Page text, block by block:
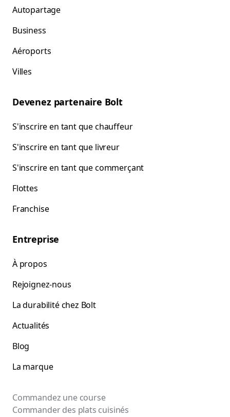
Autopartage
Business
Aéroports
Villes
Devenez partenaire Bolt
S'inscrire en tant que chauffeur
S'inscrire en tant que livreur
S'inscrire en tant que commerçant
Flottes
Franchise
Entreprise
À propos
Rejoignez-nous
La durabilité chez Bolt
Actualités
Blog
La marque
Commandez une course
Commander des plats cuisinés